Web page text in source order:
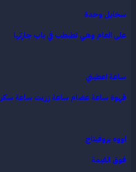
سخايل وحدة
على العام وهي تطبطب في باب جارتها
ساعة اعطيني
قهوة ساعة عضام ساعة ززيت ساعة سكر
اووه بروفيتاج
فوق القيمة